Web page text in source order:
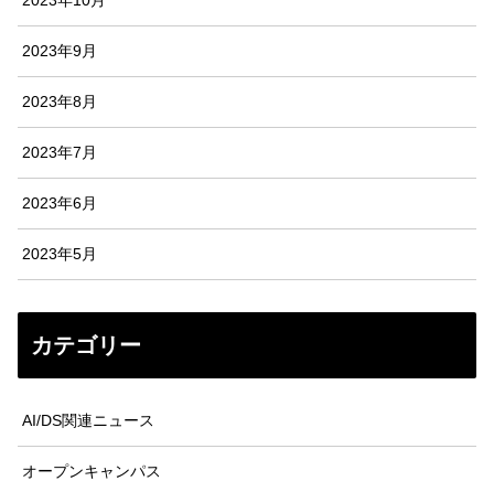
2023年9月
2023年8月
2023年7月
2023年6月
2023年5月
カテゴリー
AI/DS関連ニュース
オープンキャンパス